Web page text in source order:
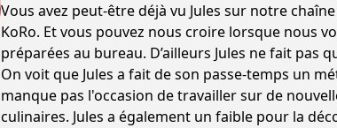
Vous avez peut-être déjà vu Jules sur notre chaîne
KoRo. Et vous pouvez nous croire lorsque nous
préparées au bureau. D’ailleurs Jules ne fait pas
On voit que Jules a fait de son passe-temps un
manque pas l'occasion de travailler sur de
culinaires. Jules a également un faible pour la